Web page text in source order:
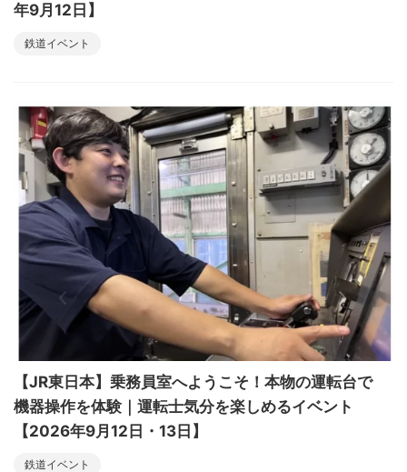
年9月12日】
鉄道イベント
【JR東日本】乗務員室へようこそ！本物の運転台で
機器操作を体験｜運転士気分を楽しめるイベント
【2026年9月12日・13日】
鉄道イベント